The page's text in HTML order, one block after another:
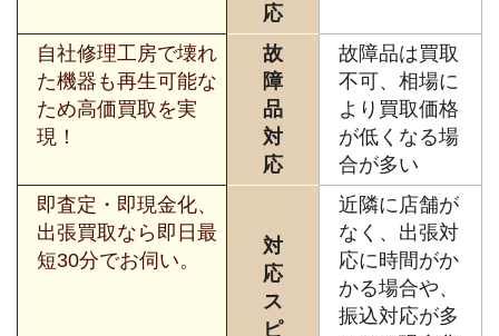
応
自社修理工房で壊れ
た機器も再生可能な
ため高価買取を実
現！
故
障
品
対
応
故障品は買取
不可、相場に
より買取価格
が低くなる場
合が多い
即査定・即現金化、
出張買取なら即日最
短30分でお伺い。
対
応
ス
ピ
近隣に店舗が
なく、出張対
応に時間がか
かる場合や、
振込対応が多